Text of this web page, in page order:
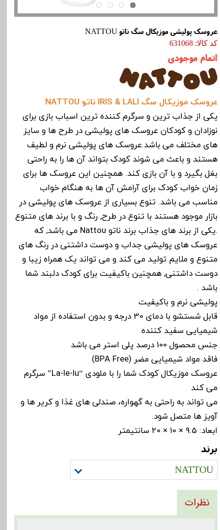
عروسک پولیشی موزیکال سگ ناتو NATTOU
کد کالا: 631068
اتمام موجودی
عروسک موزیکال سگ IRIS & LALI ناتو NATTOU
یکی از جذاب ترین و سرگرم کننده ترین اسباب بازی برای
نوزادان و کودکان عروسک های پولیشی در طرح ها و سایز
های مختلف می باشد.عروسک های پولیشی نرم و لطیف
هستند و باعث می شوند کودک بتواند آن ها را به راحتی
بغل بگیرد و با آن بازی کند. همچنین این عروسک ها برای
زمان خواب کودک برای آرامش آن ها به هنگام خواب
مناسب می باشد. تنوع بسیاری از عروسک های پولیشی در
بازار موجود هستند با تنوع در طرح, رنگ و با برند های متنوع
.یکی از برند های جذاب برند ناتو Nattou می باشد, که
عروسک های پولیشی جداب و دوست داشتنی در رنگ های
متنوع و ملایم تولید می کند و می تواند یک همراه زیبا و
دوست داشتنی, همچنین باکیفیت برای کودک دلبند شما
باشد .
پولیشی نرم و باکیفیت
قابل شستشو با دمای 30 درجه و بدون استفاده از مواد
شیمیایی سفید کننده
جنس محصول 100 درصد پلی استر می باشد
فاقد مواد شیمیایی مضر (BPA Free)
عروسک موزیکال کودک شما را با ملودی “La-le-lu” سرگرم
می کند
می تواند به راحتی به گهواره، صندلی های غذا و کریر ها و
آویز ها متصل شود.
ابعاد: 9.5 × 10 × 20 سانتیمتر
برند
NATTOU
نظرات